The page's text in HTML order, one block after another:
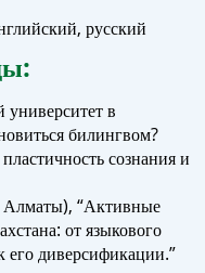
русский
в
билингвом?
сознания и
“Активные
от языкового
его диверсификации.”